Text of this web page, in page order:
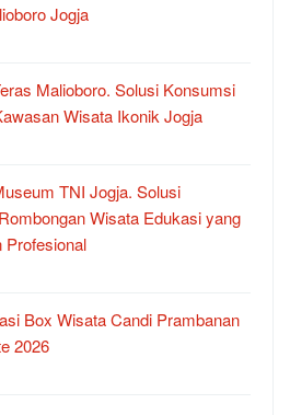
Jogja
Malioboro. Solusi Konsumsi
Wisata Ikonik Jogja
TNI Jogja. Solusi
Wisata Edukasi yang
Profesional
Box Wisata Candi Prambanan
2026